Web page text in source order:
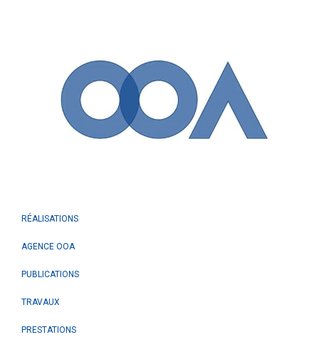
RÉALISATIONS
AGENCE OOA
PUBLICATIONS
TRAVAUX
PRESTATIONS